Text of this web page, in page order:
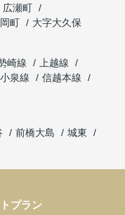
広瀬町
町
大字大久保
崎線
上越線
泉線
信越本線
前橋大島
城東
プラン